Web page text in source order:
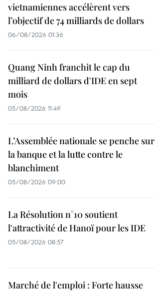
vietnamiennes accélèrent vers
l’objectif de 74 milliards de dollars
06/08/2026 01:36
Quang Ninh franchit le cap du
milliard de dollars d'IDE en sept
mois
05/08/2026 11:49
L’Assemblée nationale se penche sur
la banque et la lutte contre le
blanchiment
05/08/2026 09:00
La Résolution n°10 soutient
l'attractivité de Hanoï pour les IDE
05/08/2026 08:57
Marché de l'emploi : Forte hausse